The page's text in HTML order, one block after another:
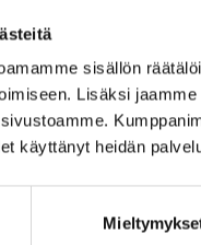
sisällön
Lisäksi
käyttänyt heidän